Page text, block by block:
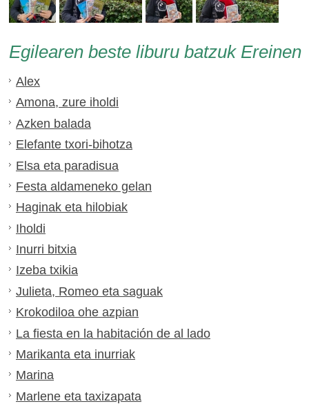
Egilearen beste liburu batzuk Ereinen
Alex
Amona, zure iholdi
Azken balada
Elefante txori-bihotza
Elsa eta paradisua
Festa aldameneko gelan
Haginak eta hilobiak
Iholdi
Inurri bitxia
Izeba txikia
Julieta, Romeo eta saguak
Krokodiloa ohe azpian
La fiesta en la habitación de al lado
Marikanta eta inurriak
Marina
Marlene eta taxizapata